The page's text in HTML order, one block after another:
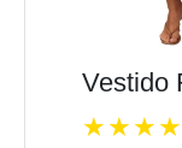
Vestido